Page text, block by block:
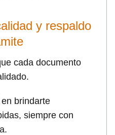
y respaldo
cada documento
brindarte
siempre con